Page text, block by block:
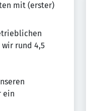
mit (erster)
rund 4,5
ein